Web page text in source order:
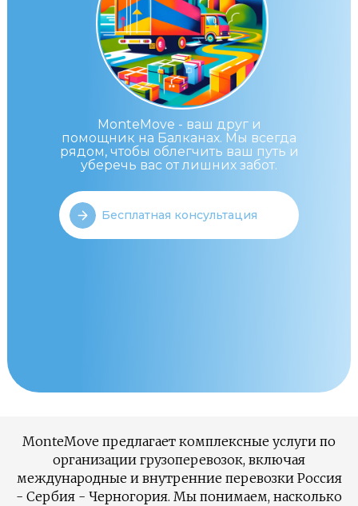
MonteMove - ваш друг и
помощник на Балканах. Мы всегда
рядом, чтобы облегчить ваш путь и
уберечь вас от лишних забот.
Бесплатная консультация
MonteMove предлагает комплексные услуги по
организации грузоперевозок, включая
международные и внутренние перевозки Россия
- Сербия - Черногория. Мы понимаем, насколько